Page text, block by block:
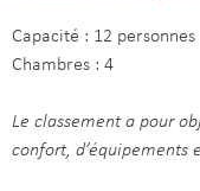
Capacité : 12 personnes
Chambres : 4
Le classement a pour
confort, d’équipements